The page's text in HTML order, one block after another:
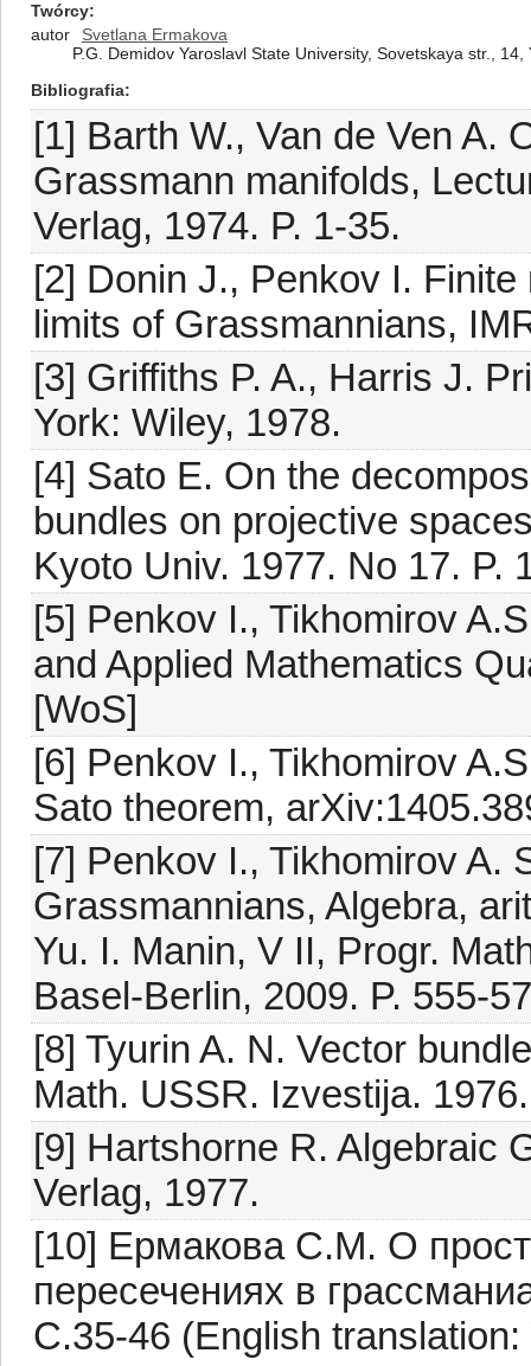
Twórcy
autor
Svetlana Ermakova
P.G. Demidov Yaroslavl State University, Sovetskaya str.,
Bibliografia
[1] Barth W., Van de Ven A.
Grassmann manifolds,
Verlag, 1974. P. 1-35.
[2] Donin J., Penkov I.
limits of Grassmannians,
[3] Griffiths P. A., Harris J.
York: Wiley, 1978.
[4] Sato E. On the
bundles on projective
Kyoto Univ. 1977. No 17. P.
[5] Penkov I., Tikhomirov
and Applied Mathematics
[WoS]
[6] Penkov I., Tikhomirov
Sato theorem,
[7] Penkov I., Tikhomirov A.
Grassmannians, Algebra,
Yu. I. Manin, V II, Progr.
Basel-Berlin, 2009. P. 555-
[8] Tyurin A. N. Vector
Math. USSR. Izvestija.
[9] Hartshorne R. Algebraic
Verlag, 1977.
[10] Ермакова С.М. О
пересечениях в
C.35-46 (English